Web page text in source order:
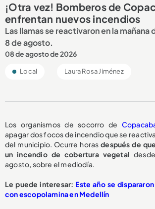
¡Otra vez! Bomberos de
enfrentan nuevos incendios
Las llamas se reactivaron en la mañana
8 de agosto.
08 de agosto de 2026
Local Laura Rosa Jiménez
Los organismos de socorro de
apagar dos focos de incendio que se
del municipio. Ocurre horasdespués de
un incendio de cobertura vegetal
agosto, sobre el mediodía.
Le puede interesar: Este año se
con escopolamina en Medellín